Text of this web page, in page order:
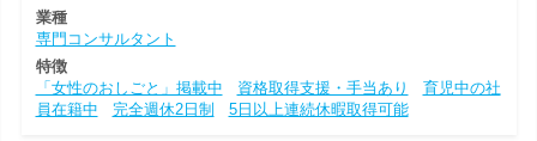
業種
専門コンサルタント
特徴
「女性のおしごと」掲載中
資格取得支援・手当あり
育児中の社
員在籍中
完全週休2日制 5日以上連続休暇取得可能